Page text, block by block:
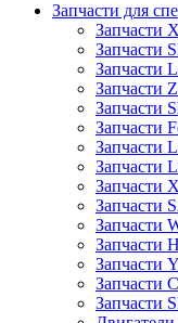
Запчасти для
Запчасти
Запчасти
Запчасти
Запчасти
Запчасти
Запчасти
Запчасти
Запчасти
Запчасти
Запчасти
Запчасти
Запчасти
Запчасти
Запчасти
Запчасти